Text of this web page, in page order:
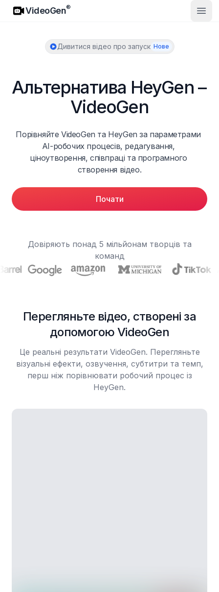
VideoGen
VideoGen®
Дивитися відео про запуск Нове
Альтернатива HeyGen –
VideoGen
Порівняйте VideoGen та HeyGen за параметрами
AI-робочих процесів, редагування,
ціноутворення, співпраці та програмного
створення відео.
Почати
Довіряють понад 5 мільйонам творців та
команд
Перегляньте відео, створені за
допомогою VideoGen
Це реальні результати VideoGen. Перегляньте
візуальні ефекти, озвучення, субтитри та темп,
перш ніж порівнювати робочий процес із
HeyGen.